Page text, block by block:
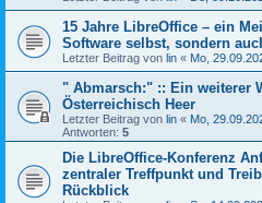
15 Jahre LibreOffice – ein
Software selbst, sondern
Letzter Beitrag von lin « Mo,
" Abmarsch:" :: Ein weiterer
Österreichisch Heer
Letzter Beitrag von lin « Mo,
Antworten: 5
Die LibreOffice-Konferenz
zentraler Treffpunkt und
Rückblick